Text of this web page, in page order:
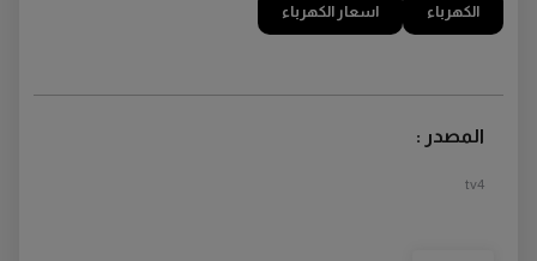
الكهرباء اسعار الكهرباء
المصدر :
tv4